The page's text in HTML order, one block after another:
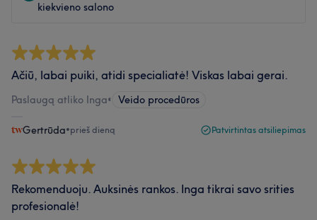
kiekvieno salono
Ačiū, labai puiki, atidi specialiatė! Viskas labai gerai.
Paslaugą atliko Inga• Veido procedūros
Gertrūda•prieš dieną Patvirtintas atsiliepimas
Rekomenduoju. Auksinės rankos. Inga tikrai savo srities
profesionalė!